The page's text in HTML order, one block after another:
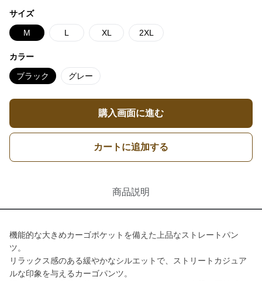
サイズ
M L XL 2XL
カラー
ブラック グレー
購入画面に進む
カートに追加する
商品説明
機能的な大きめカーゴポケットを備えた上品なストレートパン
ツ。
リラックス感のある緩やかなシルエットで、ストリートカジュア
ルな印象を与えるカーゴパンツ。